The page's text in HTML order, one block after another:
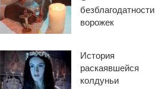
безблагодатности
ворожек
История
раскаявшейся
колдуньи